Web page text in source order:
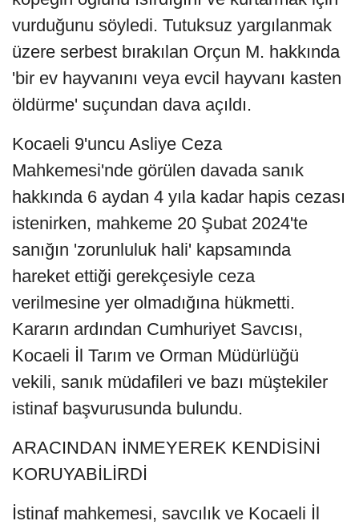
vurduğunu söyledi. Tutuksuz yargılanmak
üzere serbest bırakılan Orçun M. hakkında
'bir ev hayvanını veya evcil hayvanı kasten
öldürme' suçundan dava açıldı.
Kocaeli 9'uncu Asliye Ceza
Mahkemesi'nde görülen davada sanık
hakkında 6 aydan 4 yıla kadar hapis cezası
istenirken, mahkeme 20 Şubat 2024'te
sanığın 'zorunluluk hali' kapsamında
hareket ettiği gerekçesiyle ceza
verilmesine yer olmadığına hükmetti.
Kararın ardından Cumhuriyet Savcısı,
Kocaeli İl Tarım ve Orman Müdürlüğü
vekili, sanık müdafileri ve bazı müştekiler
istinaf başvurusunda bulundu.
ARACINDAN İNMEYEREK KENDİSİNİ
KORUYABİLİRDİ
İstinaf mahkemesi, savcılık ve Kocaeli İl